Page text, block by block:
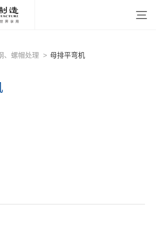
index.php
、螺帽处理 > 母排平弯机